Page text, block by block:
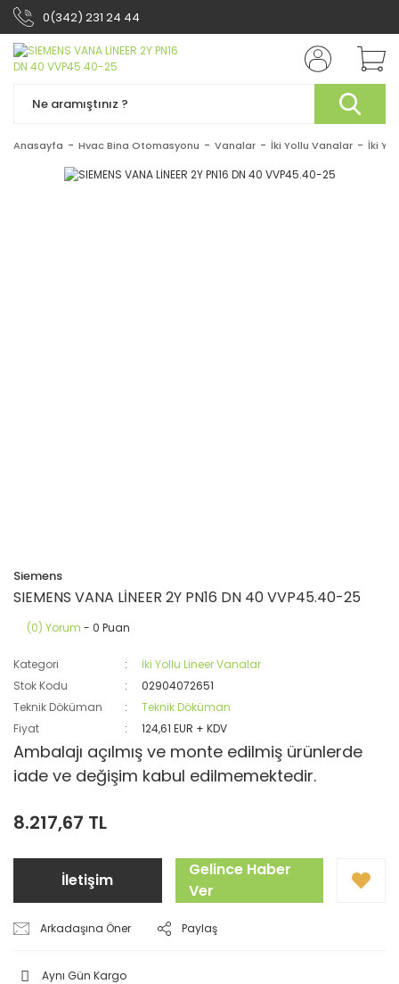
0(342) 231 24 44
Anasayfa Hvac Bina Otomasyonu Vanalar İki Yollu Vanalar İki
Siemens
SIEMENS VANA LİNEER 2Y PN16 DN 40 VVP45.40-25
(0) Yorum - 0 Puan
Kategori
İki Yollu Lineer Vanalar
Stok Kodu
02904072651
Teknik Döküman
Teknik Döküman
Fiyat
124,61 EUR + KDV
Ambalajı açılmış ve monte edilmiş ürünlerde
iade ve değişim kabul edilmemektedir.
8.217,67 TL
İletişim
Gelince Haber
Ver
Arkadaşına Öner Paylaş
Aynı Gün Kargo